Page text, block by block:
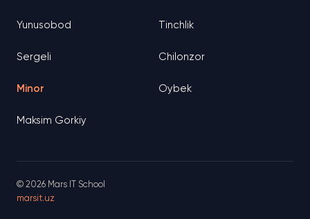
Yunusobod Tinchlik
Sergeli Chilonzor
Minor Oybek
Maksim Gorkiy
© 2026 Mars IT School
marsit.uz